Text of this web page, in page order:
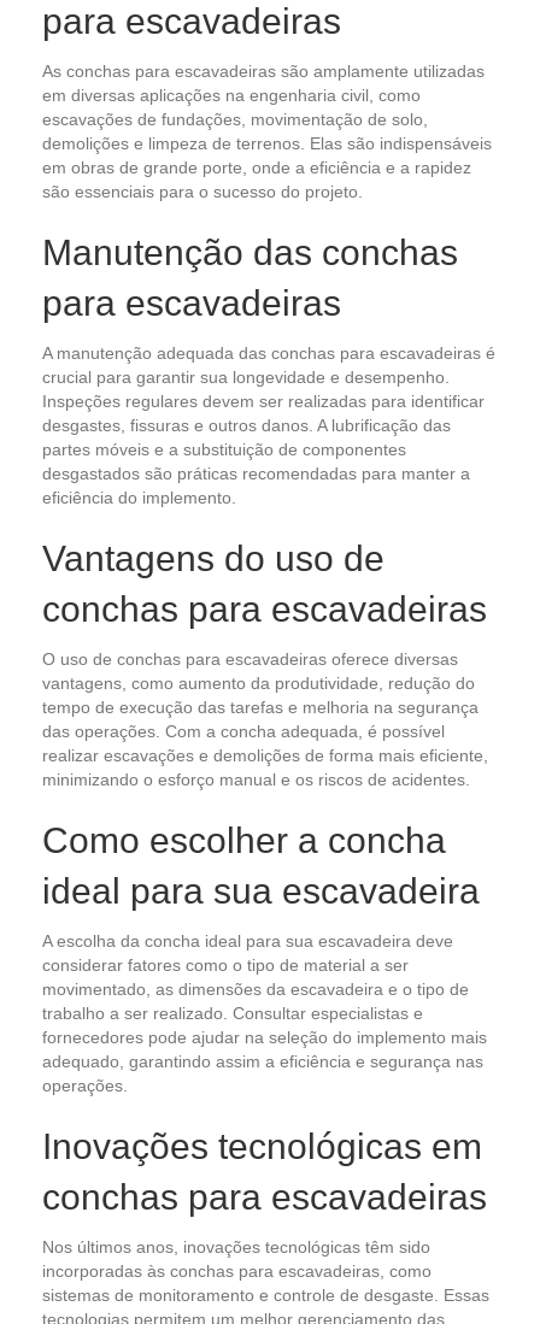
para escavadeiras
As conchas para escavadeiras são amplamente utilizadas
em diversas aplicações na engenharia civil, como
escavações de fundações, movimentação de solo,
demolições e limpeza de terrenos. Elas são indispensáveis
em obras de grande porte, onde a eficiência e a rapidez
são essenciais para o sucesso do projeto.
Manutenção das conchas
para escavadeiras
A manutenção adequada das conchas para escavadeiras é
crucial para garantir sua longevidade e desempenho.
Inspeções regulares devem ser realizadas para identificar
desgastes, fissuras e outros danos. A lubrificação das
partes móveis e a substituição de componentes
desgastados são práticas recomendadas para manter a
eficiência do implemento.
Vantagens do uso de
conchas para escavadeiras
O uso de conchas para escavadeiras oferece diversas
vantagens, como aumento da produtividade, redução do
tempo de execução das tarefas e melhoria na segurança
das operações. Com a concha adequada, é possível
realizar escavações e demolições de forma mais eficiente,
minimizando o esforço manual e os riscos de acidentes.
Como escolher a concha
ideal para sua escavadeira
A escolha da concha ideal para sua escavadeira deve
considerar fatores como o tipo de material a ser
movimentado, as dimensões da escavadeira e o tipo de
trabalho a ser realizado. Consultar especialistas e
fornecedores pode ajudar na seleção do implemento mais
adequado, garantindo assim a eficiência e segurança nas
operações.
Inovações tecnológicas em
conchas para escavadeiras
Nos últimos anos, inovações tecnológicas têm sido
incorporadas às conchas para escavadeiras, como
sistemas de monitoramento e controle de desgaste. Essas
tecnologias permitem um melhor gerenciamento das